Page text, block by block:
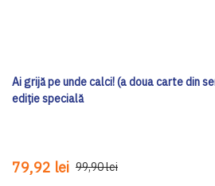
Ai grijă pe unde calci! (a doua carte din
ediţie specială
79,92 lei 99,90 lei